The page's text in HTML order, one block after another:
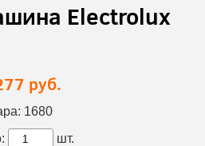
Electrolux
руб.
1680
шт.